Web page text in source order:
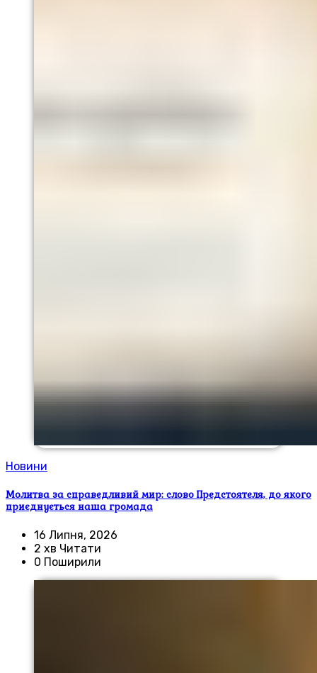
Новини
Молитва за справедливий мир: слово Предстоятеля, до якого
приєднується наша громада
16 Липня, 2026
2 хв Читати
0 Поширили